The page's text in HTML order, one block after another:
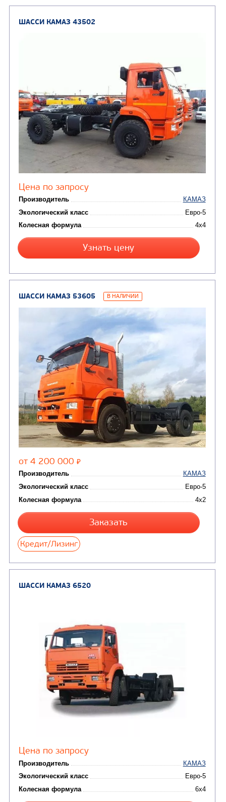
Автогудронаторы
ШАССИ КАМАЗ 65115 В НАЛИЧИИ
Производитель
Экологический класс
Колесная формула
Заказать
Кредит/Лизинг
ШАССИ КАМАЗ 43502
Цена по запросу
Производитель
Экологический класс
Узнать цену